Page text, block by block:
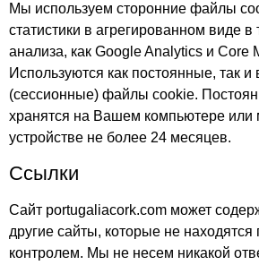
Мы используем сторонние файлы
статистики в агрегированном виде в
анализа, как Google Analytics и Core
Используются как постоянные, так
(сессионные) файлы cookie.
хранятся на Вашем компьютере или
устройстве не более 24 месяцев.
Ссылки
Сайт portugaliacork.com может
другие сайты, которые не
контролем. Мы не несем никакой